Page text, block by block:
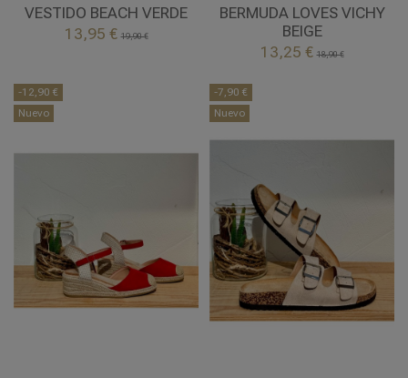
VESTIDO BEACH VERDE
13,95 €19,90 €
VERDE
BERMUDA LOVES VICHY
BEIGE
13,25 €18,90 €
BEIGE
 Añadir al carrito
-12,90 €
Nuevo
-7,90 €
Nuevo